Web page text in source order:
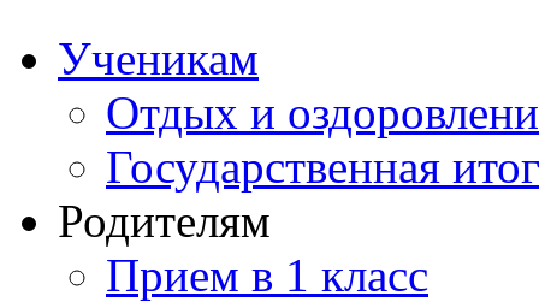
Ученикам
Отдых и
Государственная
Родителям
Прием в 1 класс